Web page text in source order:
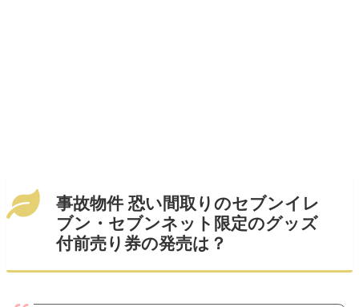
事故物件 恐い間取りのセブンイレ
ブン・セブンネット限定のグッズ
付前売り券の発売は？